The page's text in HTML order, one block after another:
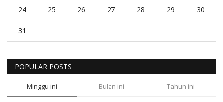
24 25 26 27 28 29 30
31
POPULAR POSTS
Minggu ini Bulan ini Tahun ini